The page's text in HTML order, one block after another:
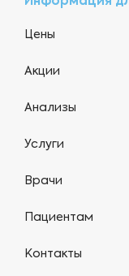
Цены
Акции
Анализы
Услуги
Врачи
Пациентам
Контакты